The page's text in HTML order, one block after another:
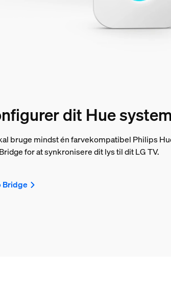
dit Hue system
bruge mindst én farvekompatibel Philips
for at synkronisere dit lys til dit LG TV.
Bridge